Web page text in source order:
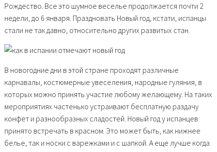
Рождество. Все это шумное веселье продолжается почти 2
недели, до 6 января. Праздновать Новый год, кстати, испанцы
стали не так давно, относительно других развитых стан.
В новогодние дни в этой стране проходят различные
карнавалы, костюмерные увеселения, народные гуляния, в
которых можно принять участие любому желающему. На таких
мероприятиях частенько устраивают бесплатную раздачу
конфет и разнообразных сладостей. Новый год у испанцев
принято встречать в красном. Это может быть, как нижнее
белье, так и носки с варежками и с шапкой. А еще лучше когда